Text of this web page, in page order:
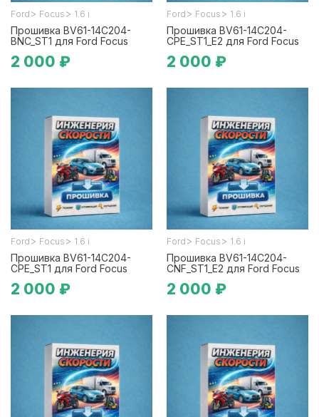
Ford > Focus > 1.6 i
Прошивка BV61-14C204-
BNC_ST1 для Ford Focus
2 000 ₽
Ford > Focus > 1.6 i
Прошивка BV61-14C204-
CPE_ST1_E2 для Ford Focus
2 000 ₽
Ford > Focus > 1.6 i
Прошивка BV61-14C204-
CPE_ST1 для Ford Focus
2 000 ₽
Ford > Focus > 1.6 i
Прошивка BV61-14C204-
CNF_ST1_E2 для Ford Focus
2 000 ₽